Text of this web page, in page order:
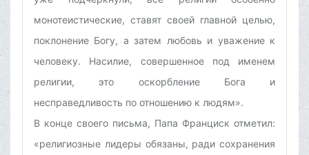
монотеистические, ставят своей главной целью,
поклонение Богу, а затем любовь и уважение к
человеку. Насилие, совершенное под именем
религии, это оскорбление Бога и
несправедливость по отношению к людям».
В конце своего письма, Папа Франциск отметил:
«религиозные лидеры обязаны, ради сохранения